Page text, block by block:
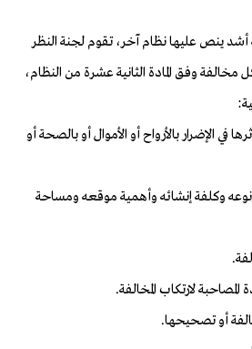
ينص عليها نظام آخر، تقوم لجنة النظر
مخالفة وفق المادة الثانية عشرة من النظام،
في الإضرار بالأرواح أو الأموال أو بالصحة أو
وكلفة إنشائه وأهمية موقعه ومساحة